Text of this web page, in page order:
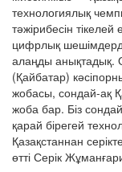
технологиялық
тәжірибесін тікелей
цифрлық шешімдерді
алаңды анықтадық.
(Қайбатар)
жобасы, сондай-ақ
жоба бар. Біз
қарай бірегей
Қазақстаннан
өтті Серік